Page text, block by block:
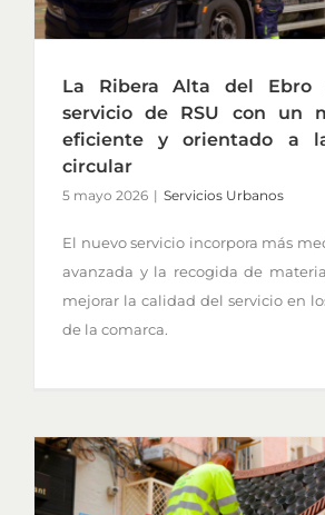
La Ribera Alta del Ebro
servicio de RSU con un
eficiente y orientado a
circular
5 mayo 2026 | Servicios Urbanos
El nuevo servicio incorpora más
avanzada y la recogida de
mejorar la calidad del servicio en
de la comarca.